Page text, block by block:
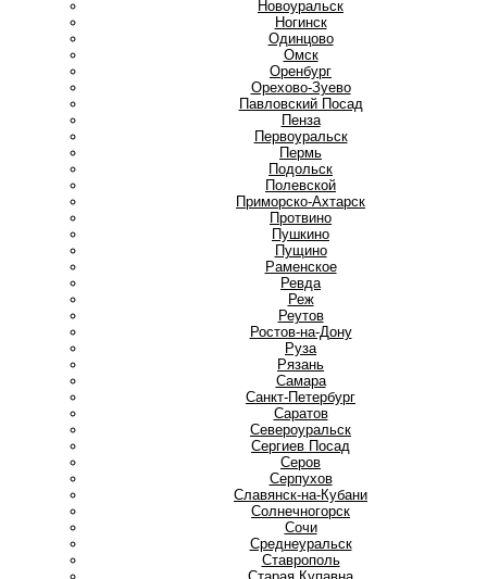
Новоуральск
Ногинск
Одинцово
Омск
Оренбург
Орехово-Зуево
Павловский Посад
Пенза
Первоуральск
Пермь
Подольск
Полевской
Приморско-Ахтарск
Протвино
Пушкино
Пущино
Раменское
Ревда
Реж
Реутов
Ростов-на-Дону
Руза
Рязань
Самара
Санкт-Петербург
Саратов
Североуральск
Сергиев Посад
Серов
Серпухов
Славянск-на-Кубани
Солнечногорск
Сочи
Среднеуральск
Ставрополь